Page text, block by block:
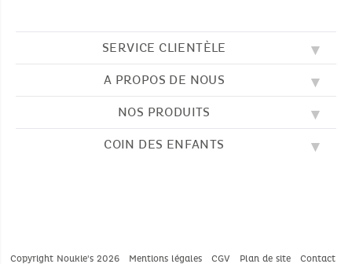
SERVICE CLIENTÈLE
QUESTIONS FRÉQUENTES (FAQ)
CONTACTEZ-NOUS
CGV
A PROPOS DE NOUS
NOS VALEURS
NOTRE HISTOIRE
NOS PRODUITS
BRODERIE
COIN DES ENFANTS
Copyright Noukie's 2026 Mentions légales CGV Plan de site Contact